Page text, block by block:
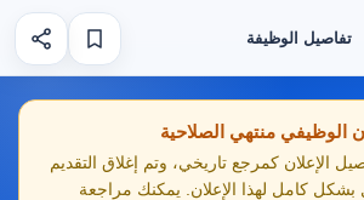
تفاصيل الوظيفة
الوظيفي منتهي الصلاحية
الإعلان كمرجع تاريخي، وتم إغلاق التقديم
بشكل كامل لهذا الإعلان. يمكنك مراجعة